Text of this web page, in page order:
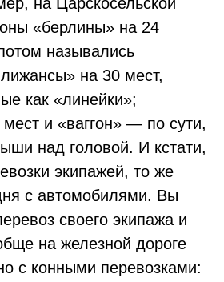
«берлины» на 24
назывались
на 30 мест,
как «линейки»;
и «ваггон» — по сути,
над головой. И кстати,
экипажей, то же
с автомобилями. Вы
своего экипажа и
на железной дороге
с конными перевозками: